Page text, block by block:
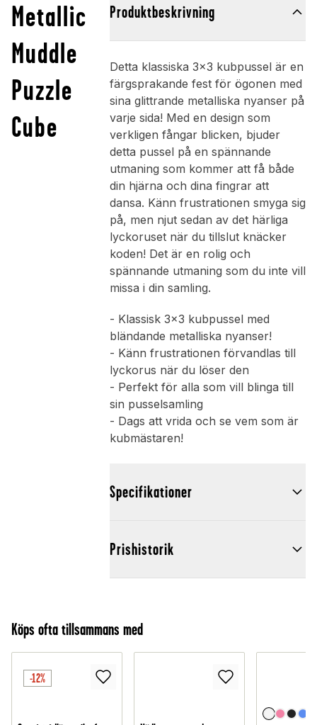
Metallic
Muddle
Puzzle
Cube
Produktbeskrivning
Detta klassiska 3x3 kubpussel är en
färgsprakande fest för ögonen med
sina glittrande metalliska nyanser på
varje sida! Med en design som
verkligen fångar blicken, bjuder
detta pussel på en spännande
utmaning som kommer att få både
din hjärna och dina fingrar att
dansa. Känn frustrationen smyga sig
på, men njut sedan av det härliga
lyckoruset när du tillslut knäcker
koden! Det är en rolig och
spännande utmaning som du inte vill
missa i din samling.
- Klassisk 3x3 kubpussel med
bländande metalliska nyanser!
- Känn frustrationen förvandlas till
lyckorus när du löser den
- Perfekt för alla som vill blinga till
sin pusselsamling
- Dags att vrida och se vem som är
kubmästaren!
Specifikationer
Prishistorik
Köps ofta tillsammans med
-12%